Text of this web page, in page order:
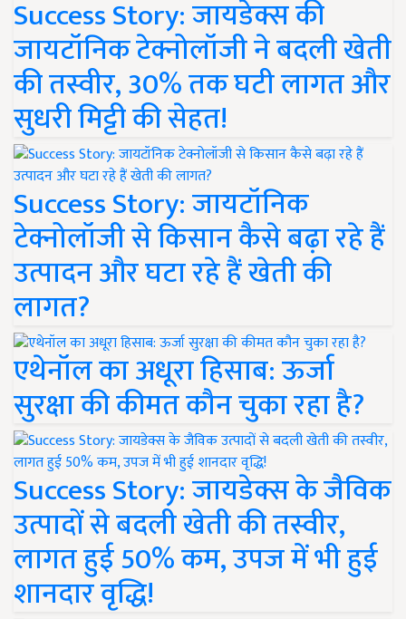
Success Story: जायडेक्स की
जायटॉनिक टेक्नोलॉजी ने बदली खेती
की तस्वीर, 30% तक घटी लागत और
सुधरी मिट्टी की सेहत!
Success Story: जायटॉनिक
टेक्नोलॉजी से किसान कैसे बढ़ा रहे हैं
उत्पादन और घटा रहे हैं खेती की
लागत?
एथेनॉल का अधूरा हिसाब: ऊर्जा
सुरक्षा की कीमत कौन चुका रहा है?
Success Story: जायडेक्स के जैविक
उत्पादों से बदली खेती की तस्वीर,
लागत हुई 50% कम, उपज में भी हुई
शानदार वृद्धि!